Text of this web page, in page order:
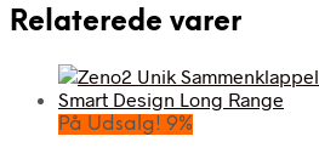
Relaterede varer
På Udsalg! 9%